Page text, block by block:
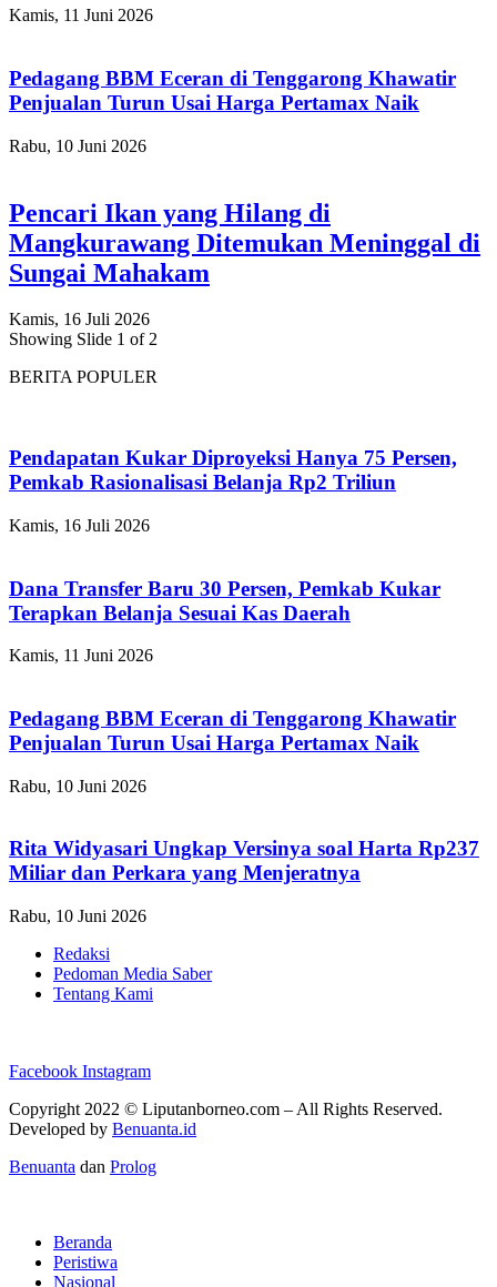
Kamis, 11 Juni 2026
Pedagang BBM Eceran di Tenggarong Khawatir
Penjualan Turun Usai Harga Pertamax Naik
Rabu, 10 Juni 2026
Pencari Ikan yang Hilang di
Mangkurawang Ditemukan Meninggal di
Sungai Mahakam
Kamis, 16 Juli 2026
Showing Slide 1 of 2
BERITA POPULER
Pendapatan Kukar Diproyeksi Hanya 75 Persen,
Pemkab Rasionalisasi Belanja Rp2 Triliun
Kamis, 16 Juli 2026
Dana Transfer Baru 30 Persen, Pemkab Kukar
Terapkan Belanja Sesuai Kas Daerah
Kamis, 11 Juni 2026
Pedagang BBM Eceran di Tenggarong Khawatir
Penjualan Turun Usai Harga Pertamax Naik
Rabu, 10 Juni 2026
Rita Widyasari Ungkap Versinya soal Harta Rp237
Miliar dan Perkara yang Menjeratnya
Rabu, 10 Juni 2026
Redaksi
Pedoman Media Saber
Tentang Kami
Facebook Instagram
Copyright 2022 © Liputanborneo.com – All Rights Reserved.
Developed by Benuanta.id
Benuanta dan Prolog
Beranda
Peristiwa
Nasional